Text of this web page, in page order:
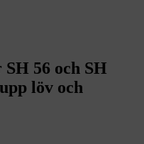
56 och SH
löv och